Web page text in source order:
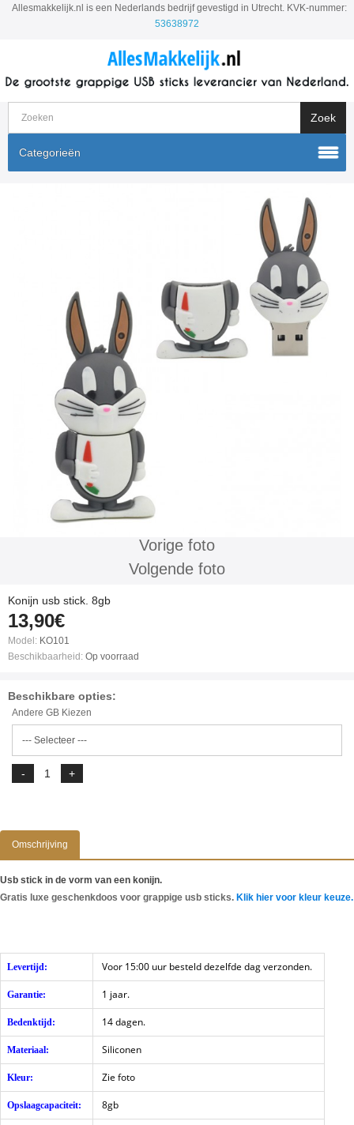
Allesmakkelijk.nl is een Nederlands bedrijf gevestigd in Utrecht. KVK-nummer:
53638972
Categorieën
Vorige foto
Volgende foto
Konijn usb stick. 8gb
13,90€
Model: KO101
Beschikbaarheid: Op voorraad
Beschikbare opties:
Andere GB Kiezen
Omschrijving
Usb stick in de vorm van een konijn.
Gratis luxe geschenkdoos voor grappige usb sticks. Klik hier voor kleur keuze.
Levertijd: Voor 15:00 uur besteld dezelfde dag verzonden.
Garantie: 1 jaar.
Bedenktijd: 14 dagen.
Materiaal: Siliconen
Kleur: Zie foto
Opslaagcapaciteit: 8gb